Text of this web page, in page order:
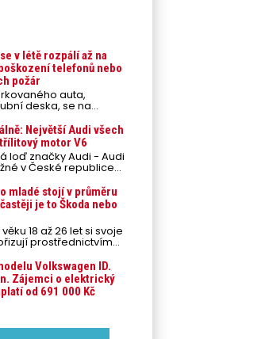
v létě rozpálí až na
telefonů nebo
požár
auta,
deska, se na
může během letních
až na 80 °C. Takové
nebezpečí pro
telefony,
notebooky. Můžou
baterií, poškodit
riziko požáru.
Největší Audi všech
motor V6
loď značky Audi - Audi
v České republice
prvního srpnového
budou oznámeny
mladé stojí v průměru
je to Škoda nebo
18 až 26 let si svoje
prostřednictvím
jako ojeté. Je
lidí, jen 6,7 % si pořídí
pořizovací
337 tisíc korun a
částka
let (2016–2026).
Volkswagen ID.
Zájemci o elektrický
od 691 000 Kč